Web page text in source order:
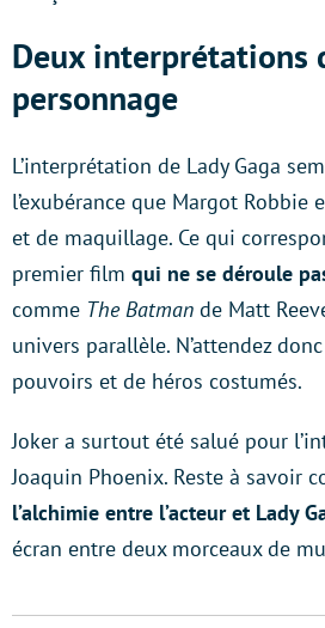
Deux interprétations
personnage
L’interprétation de Lady Gaga
l’exubérance que Margot Robbie
et de maquillage. Ce qui
premier film qui ne se déroule
comme The Batman de Matt
univers parallèle. N’attendez
pouvoirs et de héros costumés.
Joker a surtout été salué pour
Joaquin Phoenix. Reste à savoir
l’alchimie entre l’acteur et Lady
écran entre deux morceaux de